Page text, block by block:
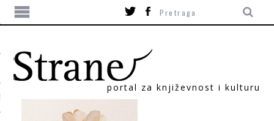
portal za književnost i kulturu